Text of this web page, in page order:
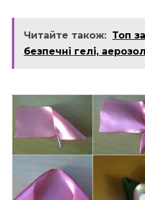
Читайте також: Топ
безпечні гелі,